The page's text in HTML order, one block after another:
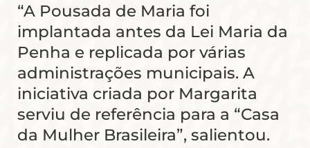
“A Pousada de Maria foi
implantada antes da Lei Maria da
Penha e replicada por várias
administrações municipais. A
iniciativa criada por Margarita
serviu de referência para a “Casa
da Mulher Brasileira”, salientou.